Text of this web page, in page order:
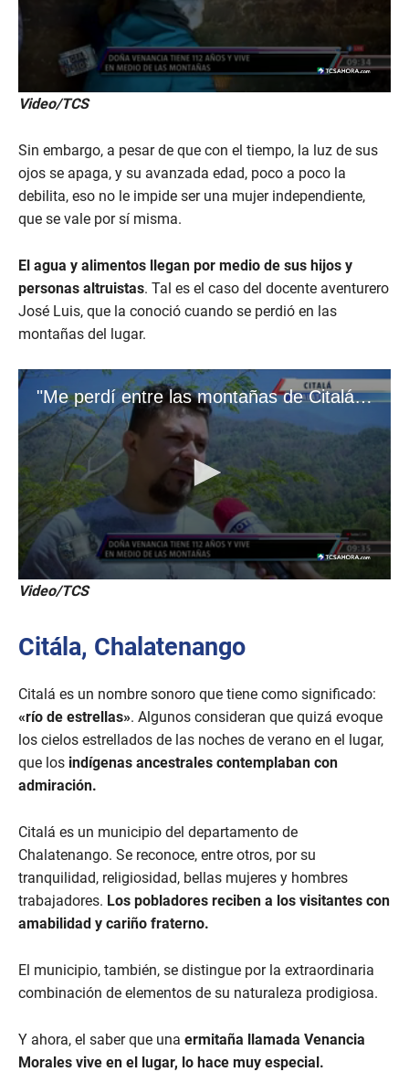
Video/TCS
Sin embargo, a pesar de que con el tiempo, la luz de sus
ojos se apaga, y su avanzada edad, poco a poco la
debilita, eso no le impide ser una mujer independiente,
que se vale por sí misma.
El agua y alimentos llegan por medio de sus hijos y
personas altruistas. Tal es el caso del docente aventurero
José Luis, que la conoció cuando se perdió en las
montañas del lugar.
Video/TCS
Citála, Chalatenango
Citalá es un nombre sonoro que tiene como significado:
«río de estrellas». Algunos consideran que quizá evoque
los cielos estrellados de las noches de verano en el lugar,
que los indígenas ancestrales contemplaban con
admiración.
Citalá es un municipio del departamento de
Chalatenango. Se reconoce, entre otros, por su
tranquilidad, religiosidad, bellas mujeres y hombres
trabajadores. Los pobladores reciben a los visitantes con
amabilidad y cariño fraterno.
El municipio, también, se distingue por la extraordinaria
combinación de elementos de su naturaleza prodigiosa.
Y ahora, el saber que una ermitaña llamada Venancia
Morales vive en el lugar, lo hace muy especial.